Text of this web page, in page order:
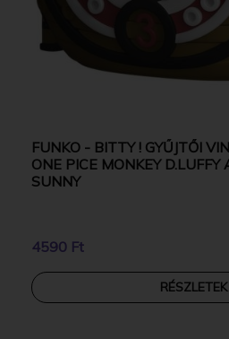
FUNKO - BITTY ! GYŰJTŐI
ONE PICE MONKEY
SUNNY
4590 Ft
RÉSZLETEK